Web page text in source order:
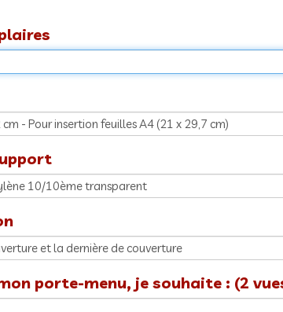
porte-menu, je souhaite : (2